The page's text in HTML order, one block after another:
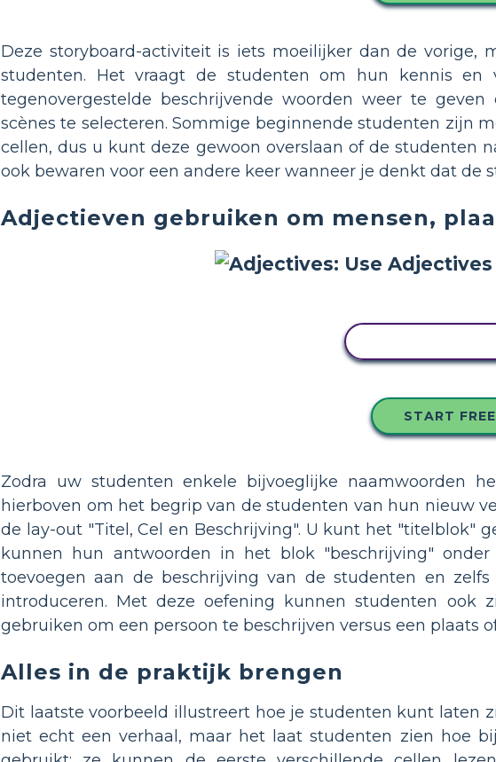
Deze storyboard-activiteit is iets moeilijker dan de vorige,
studenten. Het vraagt de studenten om hun kennis en
tegenovergestelde beschrijvende woorden weer te
scènes te selecteren. Sommige beginnende studenten zijn
cellen, dus u kunt deze gewoon overslaan of de studenten
ook bewaren voor een andere keer wanneer je denkt dat de
Adjectieven gebruiken om mensen,
START
Zodra uw studenten enkele bijvoeglijke naamwoorden
hierboven om het begrip van de studenten van hun nieuw
de lay-out "Titel, Cel en Beschrijving". U kunt het "titelblok"
kunnen hun antwoorden in het blok "beschrijving"
toevoegen aan de beschrijving van de studenten en
introduceren. Met deze oefening kunnen studenten ook
gebruiken om een persoon te beschrijven versus een plaats
Alles in de praktijk brengen
Dit laatste voorbeeld illustreert hoe je studenten kunt laten
niet echt een verhaal, maar het laat studenten zien hoe